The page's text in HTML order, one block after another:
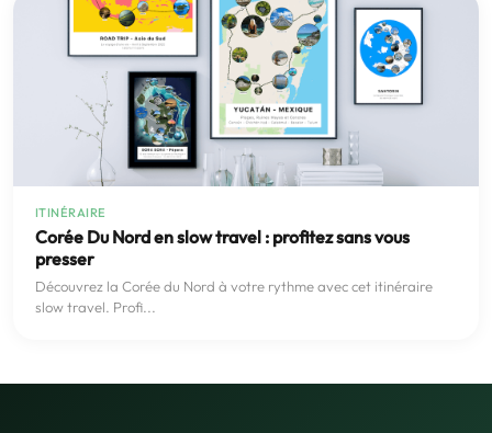
ITINÉRAIRE
Corée Du Nord en slow travel : profitez sans vous
presser
Découvrez la Corée du Nord à votre rythme avec cet itinéraire
slow travel. Profi...